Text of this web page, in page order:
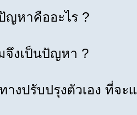
ญหาคืออะไร ?
จึงเป็นปัญหา ?
างปรับปรุงตัวเอง ที่จ